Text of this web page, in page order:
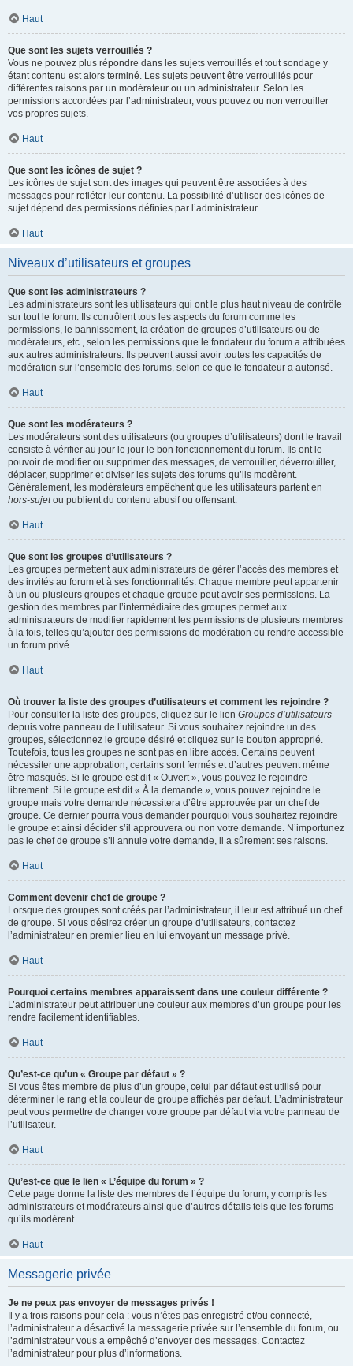
Haut
Que sont les sujets verrouillés ?
Vous ne pouvez plus répondre dans les sujets verrouillés et tout sondage y
étant contenu est alors terminé. Les sujets peuvent être verrouillés pour
différentes raisons par un modérateur ou un administrateur. Selon les
permissions accordées par l’administrateur, vous pouvez ou non verrouiller
vos propres sujets.
Haut
Que sont les icônes de sujet ?
Les icônes de sujet sont des images qui peuvent être associées à des
messages pour refléter leur contenu. La possibilité d’utiliser des icônes de
sujet dépend des permissions définies par l’administrateur.
Haut
Niveaux d’utilisateurs et groupes
Que sont les administrateurs ?
Les administrateurs sont les utilisateurs qui ont le plus haut niveau de contrôle
sur tout le forum. Ils contrôlent tous les aspects du forum comme les
permissions, le bannissement, la création de groupes d’utilisateurs ou de
modérateurs, etc., selon les permissions que le fondateur du forum a attribuées
aux autres administrateurs. Ils peuvent aussi avoir toutes les capacités de
modération sur l’ensemble des forums, selon ce que le fondateur a autorisé.
Haut
Que sont les modérateurs ?
Les modérateurs sont des utilisateurs (ou groupes d’utilisateurs) dont le travail
consiste à vérifier au jour le jour le bon fonctionnement du forum. Ils ont le
pouvoir de modifier ou supprimer des messages, de verrouiller, déverrouiller,
déplacer, supprimer et diviser les sujets des forums qu’ils modèrent.
Généralement, les modérateurs empêchent que les utilisateurs partent en
hors-sujetou publient du contenu abusif ou offensant.
Haut
Que sont les groupes d’utilisateurs ?
Les groupes permettent aux administrateurs de gérer l’accès des membres et
des invités au forum et à ses fonctionnalités. Chaque membre peut appartenir
à un ou plusieurs groupes et chaque groupe peut avoir ses permissions. La
gestion des membres par l’intermédiaire des groupes permet aux
administrateurs de modifier rapidement les permissions de plusieurs membres
à la fois, telles qu’ajouter des permissions de modération ou rendre accessible
un forum privé.
Haut
Où trouver la liste des groupes d’utilisateurs et comment les rejoindre ?
Pour consulter la liste des groupes, cliquez sur le lien Groupes d’utilisateurs
depuis votre panneau de l’utilisateur. Si vous souhaitez rejoindre un des
groupes, sélectionnez le groupe désiré et cliquez sur le bouton approprié.
Toutefois, tous les groupes ne sont pas en libre accès. Certains peuvent
nécessiter une approbation, certains sont fermés et d’autres peuvent même
être masqués. Si le groupe est dit « Ouvert », vous pouvez le rejoindre
librement. Si le groupe est dit « À la demande », vous pouvez rejoindre le
groupe mais votre demande nécessitera d’être approuvée par un chef de
groupe. Ce dernier pourra vous demander pourquoi vous souhaitez rejoindre
le groupe et ainsi décider s’il approuvera ou non votre demande. N’importunez
pas le chef de groupe s’il annule votre demande, il a sûrement ses raisons.
Haut
Comment devenir chef de groupe ?
Lorsque des groupes sont créés par l’administrateur, il leur est attribué un chef
de groupe. Si vous désirez créer un groupe d’utilisateurs, contactez
l’administrateur en premier lieu en lui envoyant un message privé.
Haut
Pourquoi certains membres apparaissent dans une couleur différente ?
L’administrateur peut attribuer une couleur aux membres d’un groupe pour les
rendre facilement identifiables.
Haut
Qu’est-ce qu’un « Groupe par défaut » ?
Si vous êtes membre de plus d’un groupe, celui par défaut est utilisé pour
déterminer le rang et la couleur de groupe affichés par défaut. L’administrateur
peut vous permettre de changer votre groupe par défaut via votre panneau de
l’utilisateur.
Haut
Qu’est-ce que le lien « L’équipe du forum » ?
Cette page donne la liste des membres de l’équipe du forum, y compris les
administrateurs et modérateurs ainsi que d’autres détails tels que les forums
qu’ils modèrent.
Haut
Messagerie privée
Je ne peux pas envoyer de messages privés !
Il y a trois raisons pour cela : vous n’êtes pas enregistré et/ou connecté,
l’administrateur a désactivé la messagerie privée sur l’ensemble du forum, ou
l’administrateur vous a empêché d’envoyer des messages. Contactez
l’administrateur pour plus d’informations.